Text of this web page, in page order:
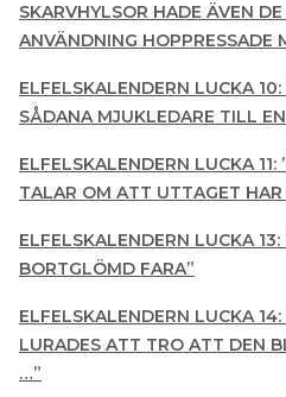
SKARVHYLSOR HADE ÄVEN
ANVÄNDNING HOPPRESSADE
ELFELSKALENDERN LUCKA
SÅDANA MJUKLEDARE TILL
ELFELSKALENDERN LUCKA
TALAR OM ATT UTTAGET
ELFELSKALENDERN LUCKA
BORTGLÖMD FARA”
ELFELSKALENDERN LUCKA
LURADES ATT TRO ATT DEN
…”